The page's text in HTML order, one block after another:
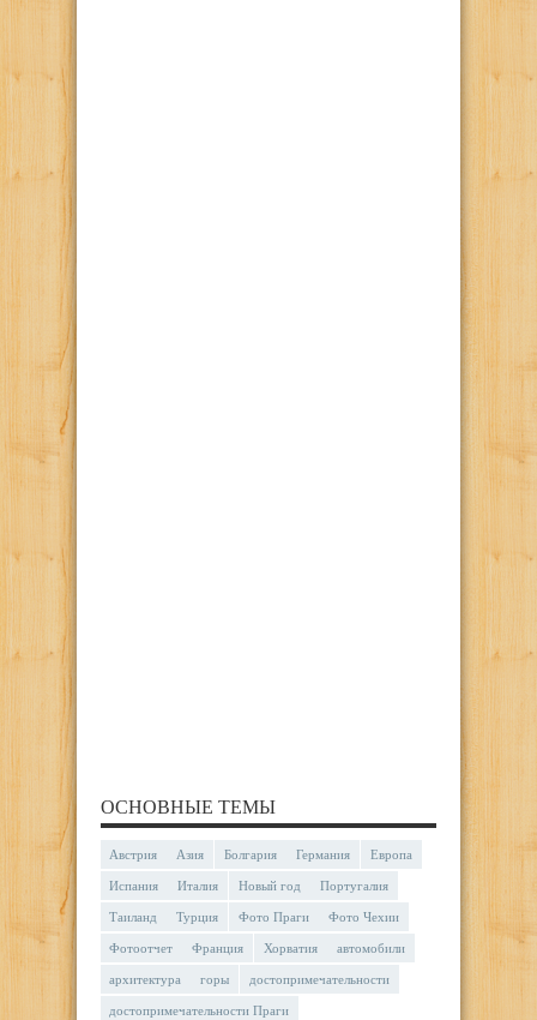
ОСНОВНЫЕ ТЕМЫ
Австрия Азия Болгария Германия Европа
Испания Италия Новый год Португалия
Таиланд Турция Фото Праги Фото Чехии
Фотоотчет Франция Хорватия автомобили
архитектура горы достопримечательности
достопримечательности Праги